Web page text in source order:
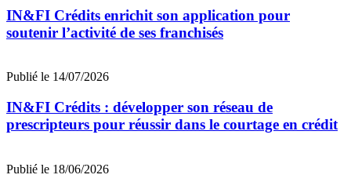
IN&FI Crédits enrichit son application pour
soutenir l’activité de ses franchisés
Publié le 14/07/2026
IN&FI Crédits : développer son réseau de
prescripteurs pour réussir dans le courtage en crédit
Publié le 18/06/2026